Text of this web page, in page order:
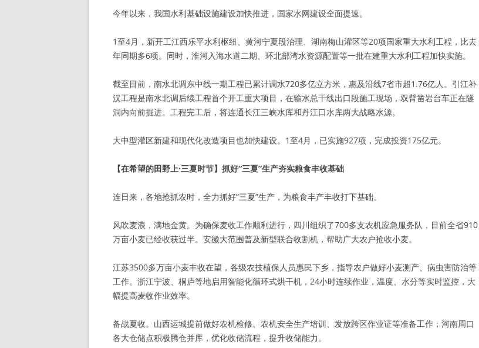
今年以来，我国水利基础设施建设加快推进，国家水网建设全面提速。
1至4月，新开工江西乐平水利枢纽、黄河宁夏段治理、湖南梅山灌区等20项国家重大水利工程，比去
年同期多6项。同时，淮河入海水道二期、环北部湾水资源配置等一批在建重大水利工程加快实施。
截至目前，南水北调东中线一期工程已累计调水720多亿立方米，惠及沿线7省市超1.76亿人。引江补
汉工程是南水北调后续工程首个开工重大项目，在输水总干线出口段施工现场，双臂凿岩台车正在隧
洞内向前掘进。工程完工后，将连通长江三峡水库和丹江口水库两大战略水源。
大中型灌区新建和现代化改造项目也加快建设。1至4月，已实施927项，完成投资175亿元。
【在希望的田野上·三夏时节】抓好“三夏”生产夯实粮食丰收基础
连日来，各地抢抓农时，全力抓好“三夏”生产，为粮食丰产丰收打下基础。
风吹麦浪，满地金黄。为确保麦收工作顺利进行，四川组织了700多支农机应急服务队，目前全省910
万亩小麦已经收获过半。安徽大范围普及新型联合收割机，帮助广大农户抢收小麦。
江苏3500多万亩小麦丰收在望，各级农技植保人员惠民下乡，指导农户做好小麦测产、病虫害防治等
工作。浙江宁波、桐庐等地启用智能化循环式烘干机，24小时连续作业，温度、水分等实时监控，大
幅提高麦收作业效率。
备战夏收。山西运城提前做好农机检修、农机安全生产培训、发放跨区作业证等准备工作；河南周口
各大仓储点积极腾仓并库，优化收储流程，提升收储能力。